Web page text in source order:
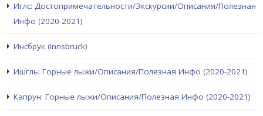
Иглс: Достопримечательности/Экскурсии/Описания/Полезная
Инфо (2020-2021)
Инсбрук (Innsbruck)
Ишгль: Горные лыжи/Описания/Полезная Инфо (2020-2021)
Капрун: Горные лыжи/Описания/Полезная Инфо (2020-2021)